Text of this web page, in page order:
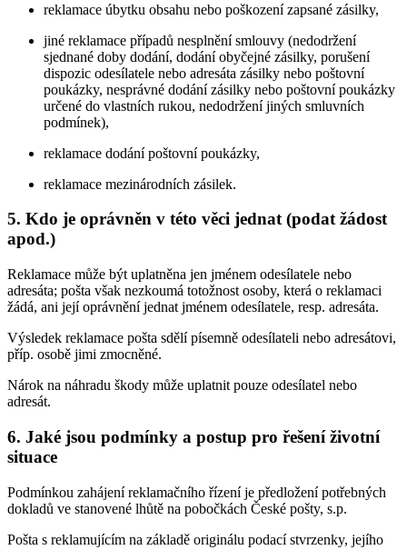
reklamace úbytku obsahu nebo poškození zapsané zásilky,
jiné reklamace případů nesplnění smlouvy (nedodržení
sjednané doby dodání, dodání obyčejné zásilky, porušení
dispozic odesílatele nebo adresáta zásilky nebo poštovní
poukázky, nesprávné dodání zásilky nebo poštovní poukázky
určené do vlastních rukou, nedodržení jiných smluvních
podmínek),
reklamace dodání poštovní poukázky,
reklamace mezinárodních zásilek.
5. Kdo je oprávněn v této věci jednat (podat žádost
apod.)
Reklamace může být uplatněna jen jménem odesílatele nebo
adresáta; pošta však nezkoumá totožnost osoby, která o reklamaci
žádá, ani její oprávnění jednat jménem odesílatele, resp. adresáta.
Výsledek reklamace pošta sdělí písemně odesílateli nebo adresátovi,
příp. osobě jimi zmocněné.
Nárok na náhradu škody může uplatnit pouze odesílatel nebo
adresát.
6. Jaké jsou podmínky a postup pro řešení životní
situace
Podmínkou zahájení reklamačního řízení je předložení potřebných
dokladů ve stanovené lhůtě na pobočkách České pošty, s.p.
Pošta s reklamujícím na základě originálu podací stvrzenky, jejího